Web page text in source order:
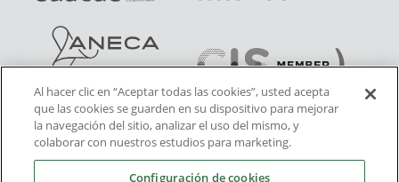
Al hacer clic en “Aceptar todas las cookies”, usted acepta
que las cookies se guarden en su dispositivo para mejorar
la navegación del sitio, analizar el uso del mismo, y
colaborar con nuestros estudios para marketing.
Configuración de cookies